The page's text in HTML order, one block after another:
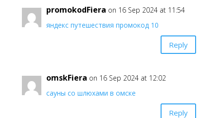
promokodFiera on 16 Sep 2024 at 11:54
яндекс путешествия промокод 10
Reply
omskFiera on 16 Sep 2024 at 12:02
сауны со шлюхами в омске
Reply